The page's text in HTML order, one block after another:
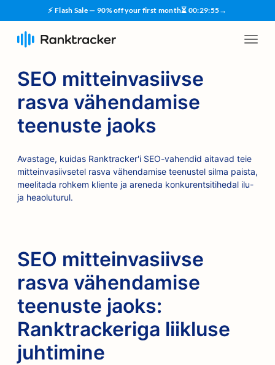
⚡ Flash Sale — 90% off your first month⏳ 00:29:54→
SEO mitteinvasiivse
rasva vähendamise
teenuste jaoks
Avastage, kuidas Ranktracker'i SEO-vahendid aitavad teie
mitteinvasiivsetel rasva vähendamise teenustel silma paista,
meelitada rohkem kliente ja areneda konkurentsitihedal ilu-
ja heaoluturul.
SEO mitteinvasiivse
rasva vähendamise
teenuste jaoks:
Ranktrackeriga liikluse
juhtimine